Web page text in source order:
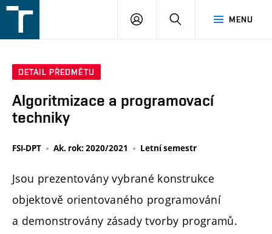
v
MENU
PŘIHLÁŠENÍ
DETAIL PŘEDMĚTU
Algoritmizace a programovací
techniky
FSI-DPT Ak. rok: 2020/2021 Letní semestr
Jsou prezentovány vybrané konstrukce
objektově orientovaného programování
a demonstrovány zásady tvorby programů.